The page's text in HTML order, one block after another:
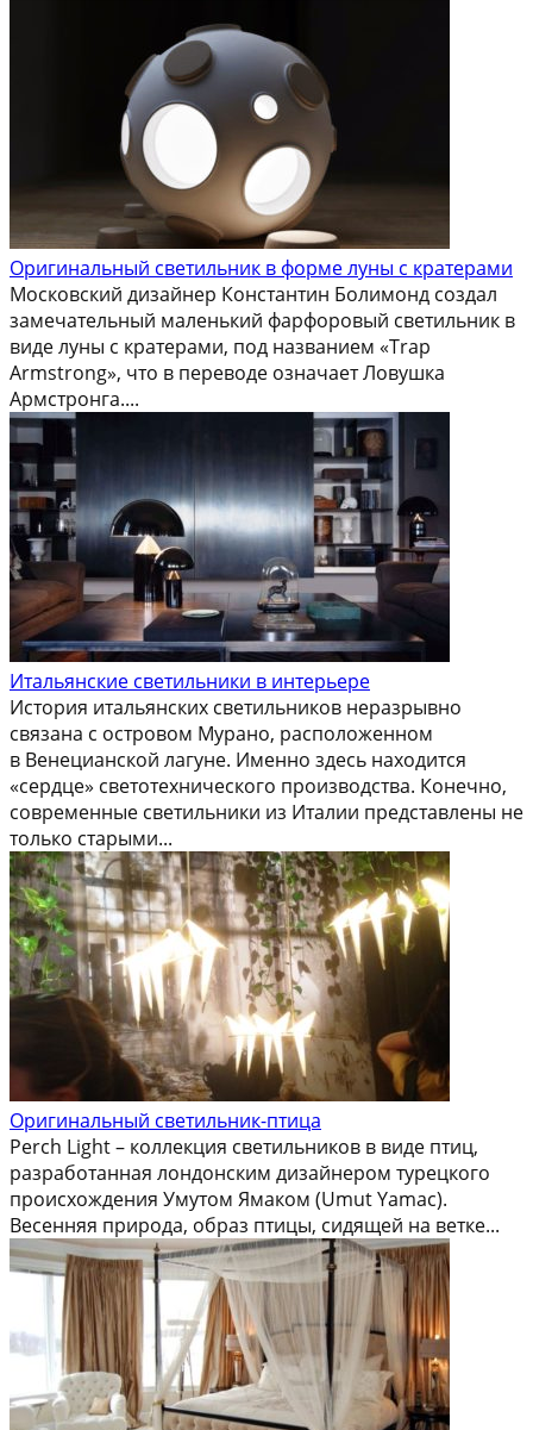
Оригинальный светильник в форме луны с кратерами
Московский дизайнер Константин Болимонд создал
замечательный маленький фарфоровый светильник в
виде луны с кратерами, под названием «Trap
Armstrong», что в переводе означает Ловушка
Армстронга....
Итальянские светильники в интерьере
История итальянских светильников неразрывно
связана с островом Мурано, расположенном
в Венецианской лагуне. Именно здесь находится
«сердце» светотехнического производства. Конечно,
современные светильники из Италии представлены не
только старыми...
Оригинальный светильник-птица
Perch Light – коллекция светильников в виде птиц,
разработанная лондонским дизайнером турецкого
происхождения Умутом Ямаком (Umut Yamac).
Весенняя природа, образ птицы, сидящей на ветке...